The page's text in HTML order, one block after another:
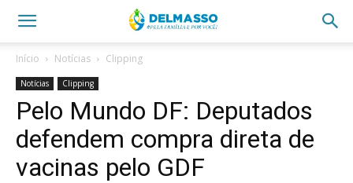
Início Notícias Clipping
Notícias Clipping
Pelo Mundo DF: Deputados
defendem compra direta de
vacinas pelo GDF